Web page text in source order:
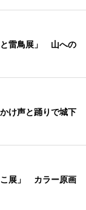
と雷鳥展」 山への
け声と踊りで城下
こ展」 カラー原画